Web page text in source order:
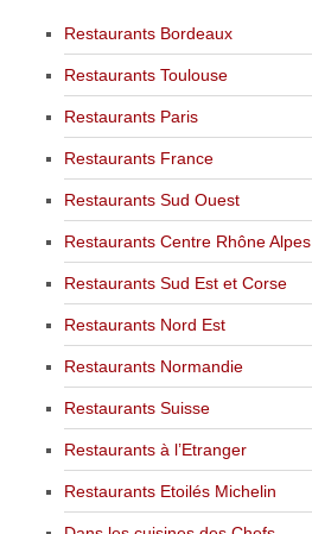
Restaurants Bordeaux
Restaurants Toulouse
Restaurants Paris
Restaurants France
Restaurants Sud Ouest
Restaurants Centre Rhône Alpes
Restaurants Sud Est et Corse
Restaurants Nord Est
Restaurants Normandie
Restaurants Suisse
Restaurants à l’Etranger
Restaurants Etoilés Michelin